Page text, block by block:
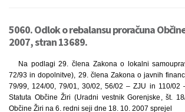
5060. Odlok o rebalansu proračuna
2007, stran 13689.
Na podlagi 29. člena Zakona o lokalni
72/93 in dopolnitve), 29. člena Zakona o javnih
79/99, 124/00, 79/01, 30/02, 56/02 – ZJU in 110/02
Statuta Občine Žiri (Uradni vestnik Gorenjske, št.
Občine Žiri na 6. redni seji dne 18. 10. 2007 sprejel